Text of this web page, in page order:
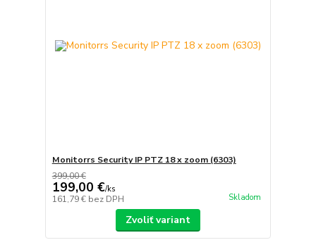
Monitorrs Security IP PTZ 18 x zoom (6303)
399,00 €
199,00 €/ks
161,79 € bez DPH Skladom
Zvoliť variant